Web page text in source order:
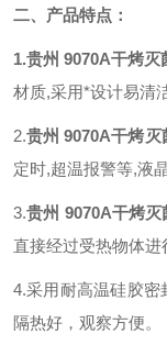
二、产品特点：
1.贵州 9070A干烤灭
材质,采用*设计易清洁
2.贵州 9070A干烤灭
定时,超温报警等,液
3.贵州 9070A干烤灭
直接经过受热物体进行
4.采用耐高温硅胶密封
隔热好 ， 观察方便。